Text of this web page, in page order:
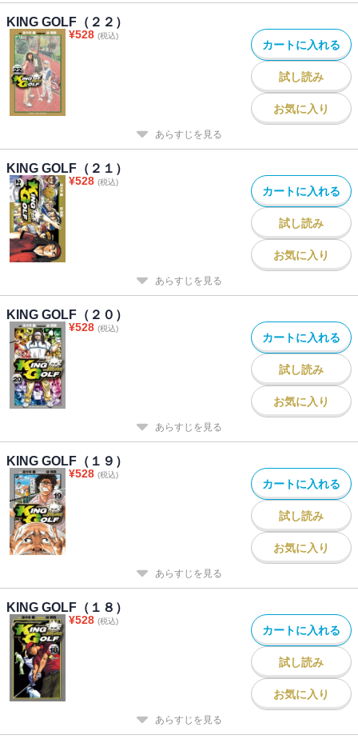
KING GOLF（２２）
¥528 (税込)
カートに入れる
試し読み
お気に入り
あらすじを見る
KING GOLF（２１）
¥528 (税込)
カートに入れる
試し読み
お気に入り
あらすじを見る
KING GOLF（２０）
¥528 (税込)
カートに入れる
試し読み
お気に入り
あらすじを見る
KING GOLF（１９）
¥528 (税込)
カートに入れる
試し読み
お気に入り
あらすじを見る
KING GOLF（１８）
¥528 (税込)
カートに入れる
試し読み
お気に入り
あらすじを見る